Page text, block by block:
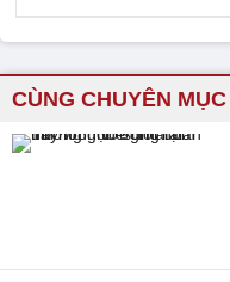
CÙNG CHUYÊN MỤC